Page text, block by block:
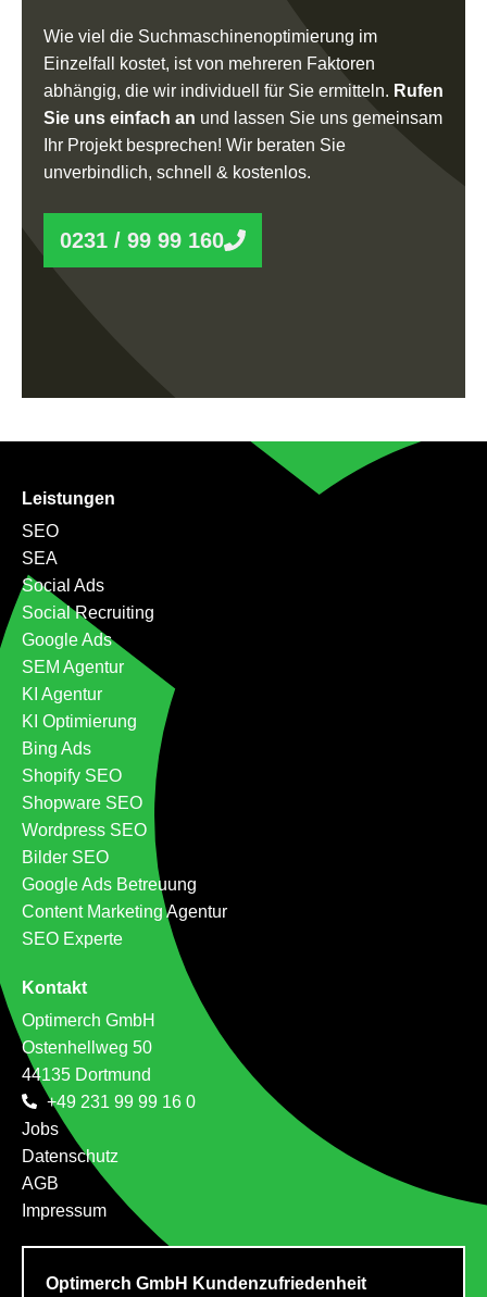
Wie viel die Suchmaschinenoptimierung im
Einzelfall kostet, ist von mehreren Faktoren
abhängig, die wir individuell für Sie ermitteln. Rufen
Sie uns einfach an und lassen Sie uns gemeinsam
Ihr Projekt besprechen! Wir beraten Sie
unverbindlich, schnell & kostenlos.
0231 / 99 99 160
Leistungen
SEO
SEA
Social Ads
Social Recruiting
Google Ads
SEM Agentur
KI Agentur
KI Optimierung
Bing Ads
Shopify SEO
Shopware SEO
Wordpress SEO
Bilder SEO
Google Ads Betreuung
Content Marketing Agentur
SEO Experte
Kontakt
Optimerch GmbH
Ostenhellweg 50
44135 Dortmund
+49 231 99 99 16 0
Jobs
Datenschutz
AGB
Impressum
Optimerch GmbH Kundenzufriedenheit